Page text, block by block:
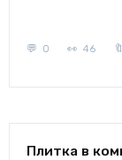
0 46
Плитка в